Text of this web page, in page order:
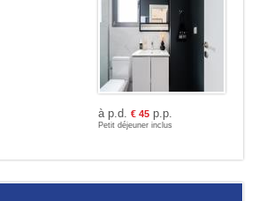
à p.d. € 45p.p.
Petit déjeuner inclus